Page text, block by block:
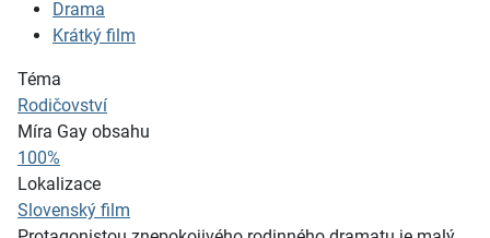
Drama
Krátký film
Téma
Rodičovství
Míra Gay obsahu
100%
Lokalizace
Slovenský film